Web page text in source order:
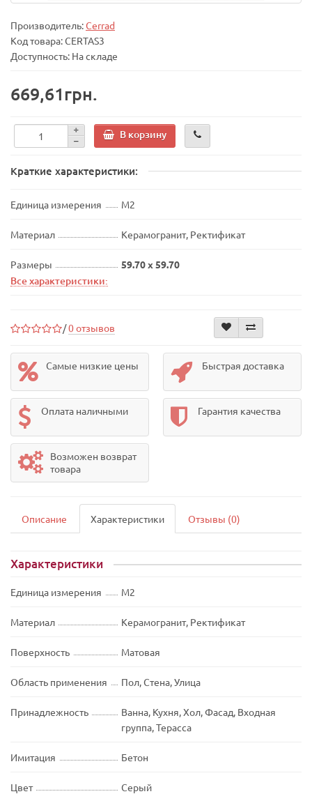
Производитель:Cerrad
Код товара: CERTAS3
Доступность: На складе
669,61грн.
В корзину
Краткие характеристики:
Единица измерения М2
Материал Керамогранит, Ректификат
Размеры 59.70 x 59.70
Все характеристики:
/0 отзывов
Самые низкие цены Быстрая доставка
Оплата наличными Гарантия качества
Возможен возврат
товара
Описание Характеристики Отзывы (0)
Характеристики
Единица измерения М2
Материал Керамогранит, Ректификат
Поверхность Матовая
Область применения Пол, Стена, Улица
Принадлежность
Ванна, Кухня, Хол, Фасад, Входная
группа, Терасса
Имитация Бетон
Цвет Серый